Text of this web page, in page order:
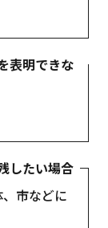
表明できな
方不明者
したい場合
市などに